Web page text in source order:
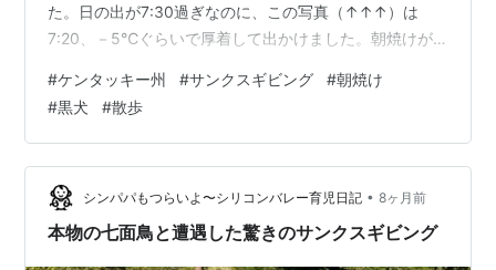
た。日の出が7:30過ぎなのに、この写真（↑↑↑）は
7:20、－5℃ぐらいで厚着して出かけました。朝焼けが
#ケンタッキー州 #サンクスギビング #朝焼け
#黒犬 #散歩
シンパパもつらいよ〜シリコンバレー育児日記 • 8ヶ月前
本物の七面鳥と遭遇した驚きのサンクスギビング